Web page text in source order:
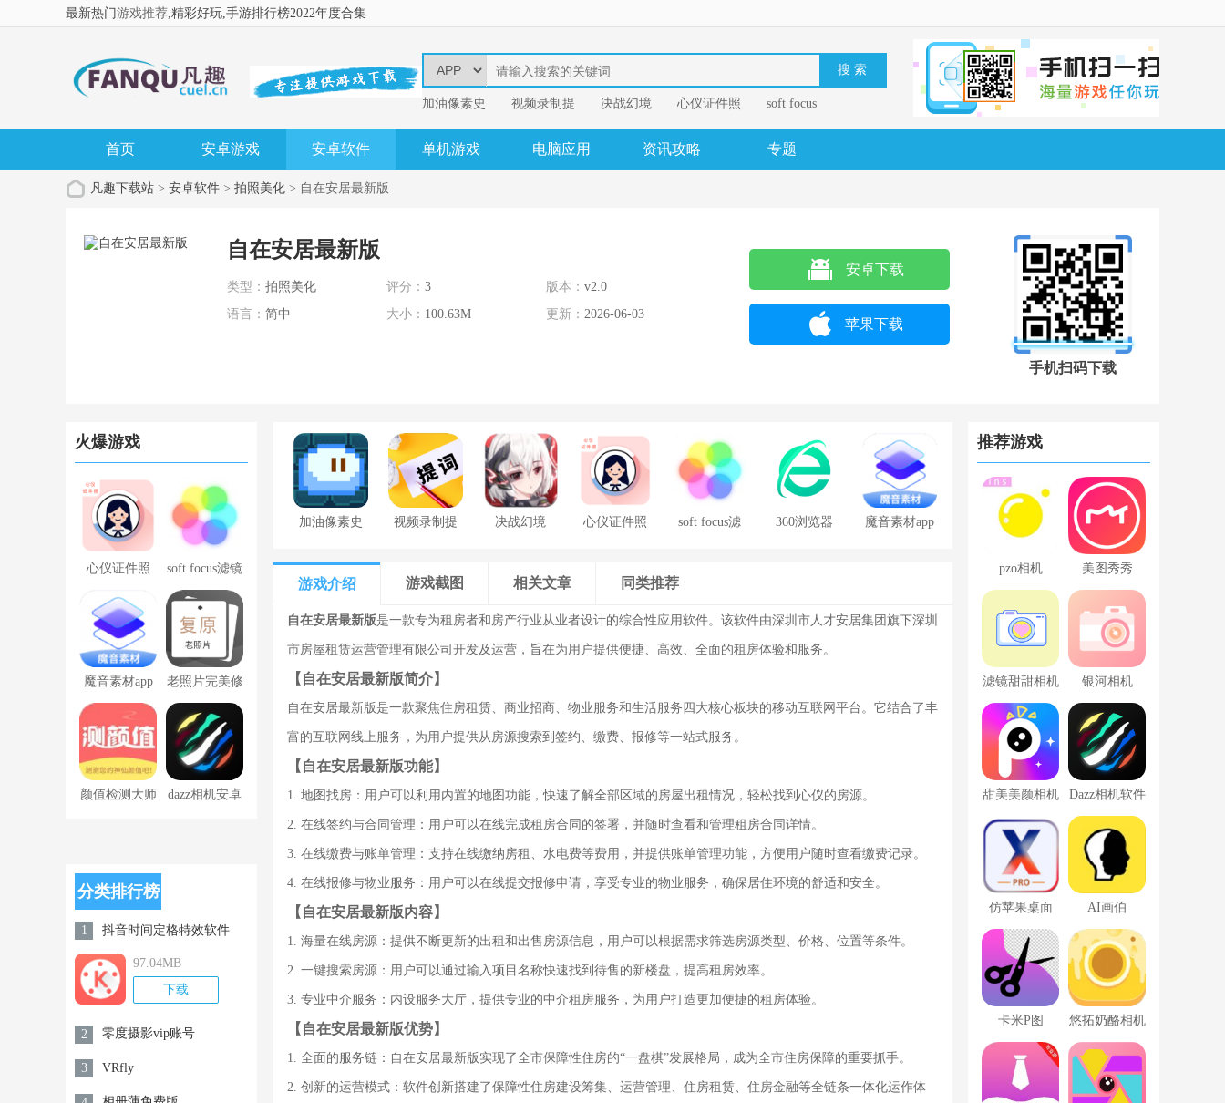
最新热门游戏推荐,精彩好玩,手游排行榜2022年度合集
加油像素史 视频录制提 决战幻境 心仪证件照
soft focus
幂果音频格
首页 安卓游戏 安卓软件 单机游戏 电脑应用 资讯攻略 专题
凡趣下载站 > 安卓软件 > 拍照美化 > 自在安居最新版
自在安居最新版
类型： 拍照美化 评分： 3 版本： v2.0
语言： 简中 大小： 100.63M 更新： 2026-06-03
安卓下载
苹果下载
手机扫码下载
火爆游戏
心仪证件照 soft focus滤镜
手机版
魔音素材app
免费版
老照片完美修
复app官方版
v1.0.1
颜值检测大师 dazz相机安卓
分类排行榜
1 抖音时间定格特效软件
v6.2.2.28115
97.04MB
下载
2 零度摄影vip账号
3 VRfly
加油像素史
新版
视频录制提 决战幻境 心仪证件照 soft focus滤 360浏览器 魔音素材app
游戏介绍 游戏截图 相关文章 同类推荐
自在安居最新版是一款专为租房者和房产行业从业者设计的综合性应用软件。该软件由深圳市人才安居集团旗下深圳
市房屋租赁运营管理有限公司开发及运营，旨在为用户提供便捷、高效、全面的租房体验和服务。
【自在安居最新版简介】
自在安居最新版是一款聚焦住房租赁、商业招商、物业服务和生活服务四大核心板块的移动互联网平台。它结合了丰
富的互联网线上服务，为用户提供从房源搜索到签约、缴费、报修等一站式服务。
【自在安居最新版功能】
1. 地图找房：用户可以利用内置的地图功能，快速了解全部区域的房屋出租情况，轻松找到心仪的房源。
2. 在线签约与合同管理：用户可以在线完成租房合同的签署，并随时查看和管理租房合同详情。
3. 在线缴费与账单管理：支持在线缴纳房租、水电费等费用，并提供账单管理功能，方便用户随时查看缴费记录。
4. 在线报修与物业服务：用户可以在线提交报修申请，享受专业的物业服务，确保居住环境的舒适和安全。
【自在安居最新版内容】
1. 海量在线房源：提供不断更新的出租和出售房源信息，用户可以根据需求筛选房源类型、价格、位置等条件。
2. 一键搜索房源：用户可以通过输入项目名称快速找到待售的新楼盘，提高租房效率。
3. 专业中介服务：内设服务大厅，提供专业的中介租房服务，为用户打造更加便捷的租房体验。
【自在安居最新版优势】
1. 全面的服务链：自在安居最新版实现了全市保障性住房的“一盘棋”发展格局，成为全市住房保障的重要抓手。
2. 创新的运营模式：软件创新搭建了保障性住房建设筹集、运营管理、住房租赁、住房金融等全链条一体化运作体
推荐游戏
pzo相机 美图秀秀
滤镜甜甜相机 银河相机
甜美美颜相机 Dazz相机软件
仿苹果桌面
app
AI画伯
卡米P图 悠拓奶酪相机